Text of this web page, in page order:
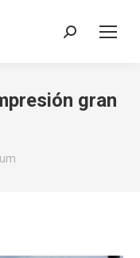
Buscar:
gran